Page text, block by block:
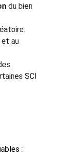
du bien
et au
SCI
: